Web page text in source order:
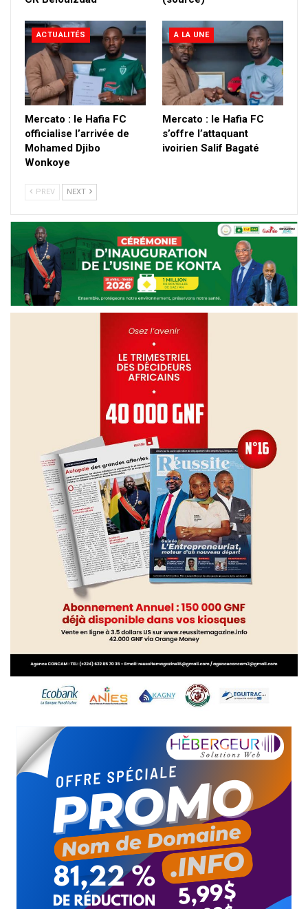
ACTUALITÉS
Mercato : le Hafia FC
officialise l’arrivée de
Mohamed Djibo
Wonkoye
A LA UNE
Mercato : le Hafia FC
s’offre l’attaquant
ivoirien Salif Bagaté
PREV NEXT